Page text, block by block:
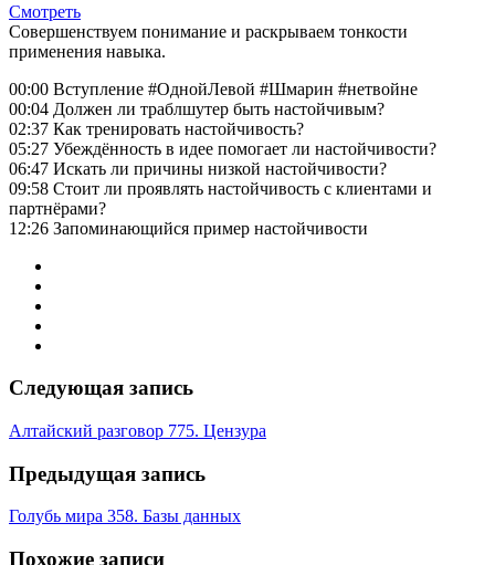
Смотреть
Совершенствуем понимание и раскрываем тонкости
применения навыка.
00:00 Вступление #ОднойЛевой #Шмарин #нетвойне
00:04 Должен ли траблшутер быть настойчивым?
02:37 Как тренировать настойчивость?
05:27 Убеждённость в идее помогает ли настойчивости?
06:47 Искать ли причины низкой настойчивости?
09:58 Стоит ли проявлять настойчивость с клиентами и
партнёрами?
12:26 Запоминающийся пример настойчивости
Следующая запись
Алтайский разговор 775. Цензура
Предыдущая запись
Голубь мира 358. Базы данных
Похожие записи